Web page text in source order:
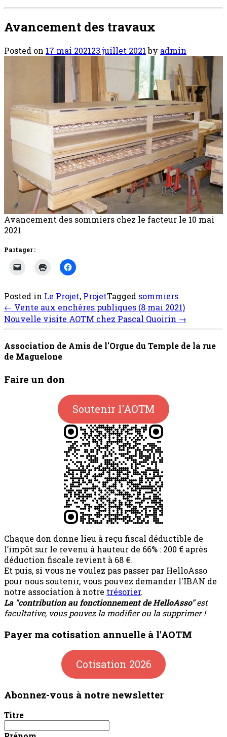
Avancement des travaux
Posted on 17 mai 202123 juillet 2021 by admin
Avancement des sommiers chez le facteur le 10 mai
2021
Partager :
Posted in Le Projet, ProjetTagged sommiers
Post
navigation
← Vente aux enchères publiques (8 mai 2021)
Nouvelle visite AOTM chez Pascal Quoirin →
Association de Amis de l'Orgue du Temple de la rue
de Maguelone
Faire un don
Soutenir l'AOTM
Chaque don donne lieu à reçu fiscal déductible de
l’impôt sur le revenu à hauteur de 66% : 200 € après
déduction fiscale revient à 68 €.
Et puis, si vous ne voulez pas passer par HelloAsso
pour nous soutenir, vous pouvez demander l'IBAN de
notre association à notre trésorier.
La "contribution au fonctionnement de HelloAsso"est
facultative, vous pouvez la modifier ou la supprimer !
Payer ma cotisation annuelle à l'AOTM
Cotisation 2026
Abonnez-vous à notre newsletter
Titre